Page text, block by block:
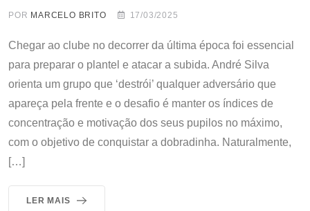
POR MARCELO BRITO 17/03/2025
Chegar ao clube no decorrer da última época foi essencial
para preparar o plantel e atacar a subida. André Silva
orienta um grupo que ‘destrói’ qualquer adversário que
apareça pela frente e o desafio é manter os índices de
concentração e motivação dos seus pupilos no máximo,
com o objetivo de conquistar a dobradinha. Naturalmente,
[…]
LER MAIS